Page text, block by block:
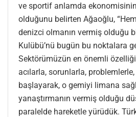
ve sportif anlamda
olduğunu belirten Ağaoğlu,
denizci olmanın vermiş olduğu
Kulübü’nü bugün bu noktalara
Sektörümüzün en önemli özelliği
acılarla, sorunlarla,
başlayarak, o gemiyi limana
yanaştırmanın vermiş olduğu
paralelde hareketle yürüdük.